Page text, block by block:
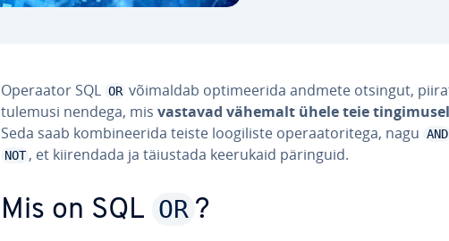
Operaator SQL OR võimaldab op­ti­mee­rida andmete otsingut,
tulemusi nendega, mis vastavad vähemalt ühele teie
Seda saab kom­bi­nee­rida teiste loo­gi­liste ope­raa­to­ri­tega, nagu AND
NOT , et kii­ren­dada ja täiustada keerukaid päringuid.
Mis on SQL OR ?